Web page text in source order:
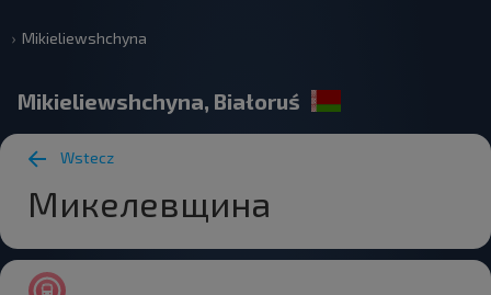
Mikieliewshchyna
Mikieliewshchyna, Białoruś
Wstecz
Микелевщина